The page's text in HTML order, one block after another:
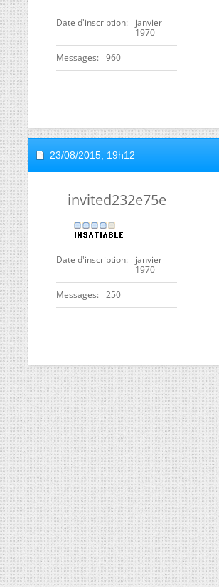
Date d'inscription
janvier
1970
Messages 960
23/08/2015, 19h12
invited232e75e
Date d'inscription
janvier
1970
Messages 250